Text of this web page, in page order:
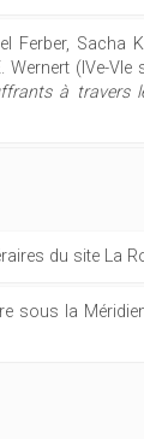
Ferber,
(IVe-
à travers
du site La
sous la